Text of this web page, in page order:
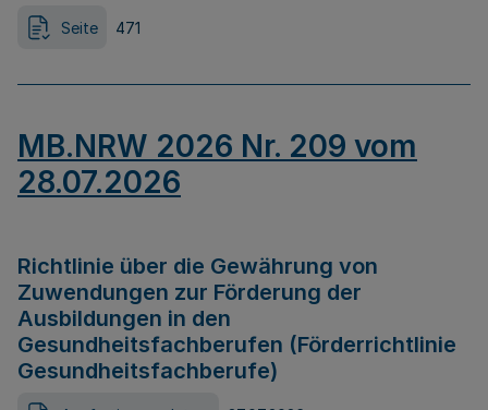
Seite 471
MB.NRW 2026 Nr. 209 vom
28.07.2026
Richtlinie über die Gewährung von
Zuwendungen zur Förderung der
Ausbildungen in den
Gesundheitsfachberufen (Förderrichtlinie
Gesundheitsfachberufe)